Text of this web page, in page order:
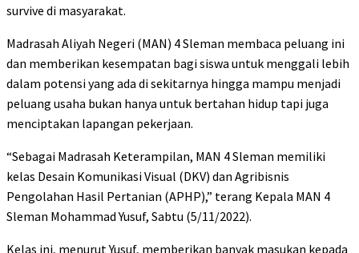
survive di masyarakat.
Madrasah Aliyah Negeri (MAN) 4 Sleman membaca peluang ini
dan memberikan kesempatan bagi siswa untuk menggali lebih
dalam potensi yang ada di sekitarnya hingga mampu menjadi
peluang usaha bukan hanya untuk bertahan hidup tapi juga
menciptakan lapangan pekerjaan.
“Sebagai Madrasah Keterampilan, MAN 4 Sleman memiliki
kelas Desain Komunikasi Visual (DKV) dan Agribisnis
Pengolahan Hasil Pertanian (APHP),” terang Kepala MAN 4
Sleman Mohammad Yusuf, Sabtu (5/11/2022).
Kelas ini, menurut Yusuf, memberikan banyak masukan kepada